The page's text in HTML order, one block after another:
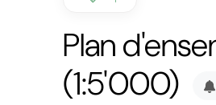
Plan
(1:5'000)